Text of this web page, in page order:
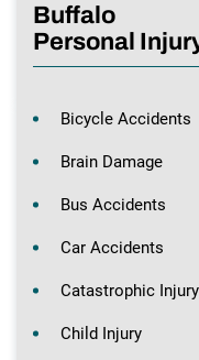
Buffalo
Personal
Bicycle Accidents
Brain Damage
Bus Accidents
Car Accidents
Catastrophic Injury
Child Injury